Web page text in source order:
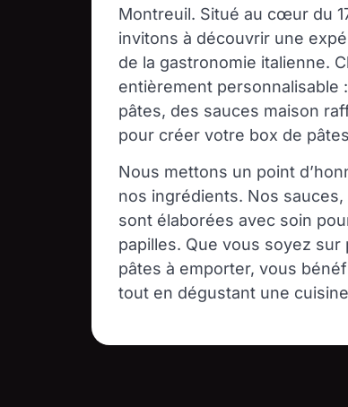
Montreuil. Situé au cœur du
invitons à découvrir une
de la gastronomie italienne.
entièrement
pâtes, des sauces maison
pour créer votre box de
Nous mettons un point
nos ingrédients. Nos
sont élaborées avec soin
papilles. Que vous soyez
pâtes à emporter, vous
tout en dégustant une